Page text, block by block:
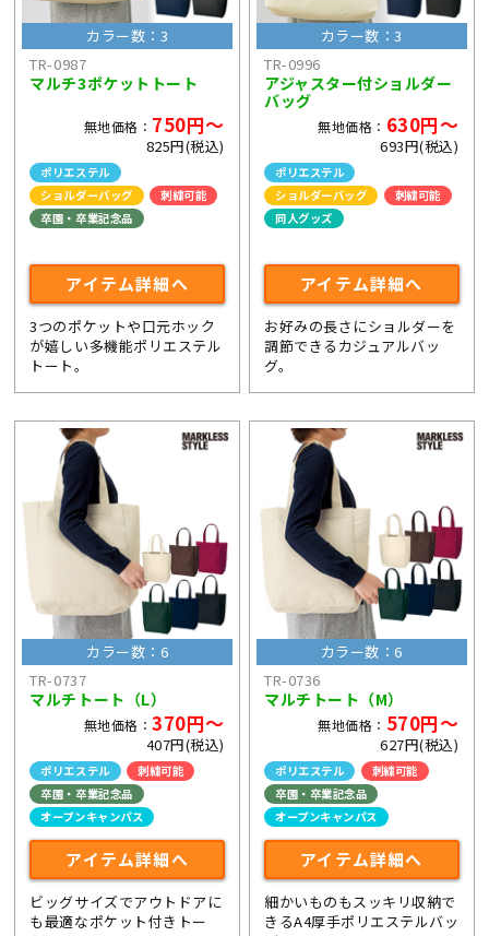
カラー数：3
TR-0987
マルチ3ポケットトート
無地価格： 750円～
825円(税込)
ポリエステル
ショルダーバッグ
刺繍可能
卒園・卒業記念品
アイテム詳細へ
3つのポケットや口元ホック
が嬉しい多機能ポリエステル
トート。
カラー数：3
TR-0996
アジャスター付ショルダー
バッグ
無地価格： 630円～
693円(税込)
ポリエステル
ショルダーバッグ
刺繍可能
同人グッズ
アイテム詳細へ
お好みの長さにショルダーを
調節できるカジュアルバッ
グ。
カラー数：6
TR-0737
マルチトート（L）
無地価格：370円～
407円(税込)
ポリエステル
刺繍可能
卒園・卒業記念品
オープンキャンパス
アイテム詳細へ
ビッグサイズでアウトドアに
も最適なポケット付きトー
カラー数：6
TR-0736
マルチトート（M）
無地価格： 570円～
627円(税込)
ポリエステル
刺繍可能
卒園・卒業記念品
オープンキャンパス
アイテム詳細へ
細かいものもスッキリ収納で
きるA4厚手ポリエステルバッ